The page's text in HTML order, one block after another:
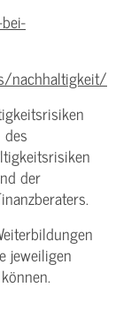
nachhaltigkeit/
der
jeweiligen